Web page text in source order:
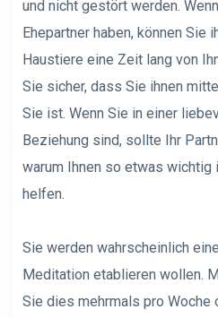
und nicht gestört werden.
Ehepartner haben, können Sie
Haustiere eine Zeit lang von
Sie sicher, dass Sie ihnen
Sie ist. Wenn Sie in einer
Beziehung sind, sollte Ihr
warum Ihnen so etwas wichtig
helfen.
Sie werden wahrscheinlich
Meditation etablieren wollen.
Sie dies mehrmals pro Woche